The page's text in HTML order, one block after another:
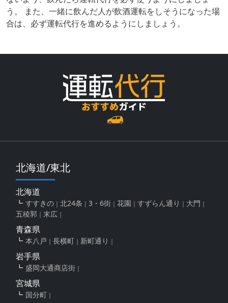
う。 また、一緒に飲んだ人が飲酒運転をしそうになった場
合は、必ず運転代行を進めるようにしましょう。
北海道/東北
北海道
すすきの 北24条 3・6街 花園 すずらん通り
大門
五稜郭
末広
青森県
本八戸 長横町 新町通り
岩手県
盛岡大通商店街
宮城県
国分町